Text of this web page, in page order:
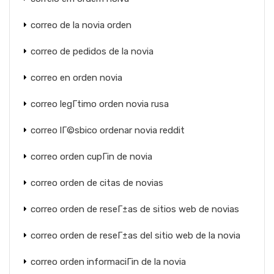
correo de la novia orden
correo de pedidos de la novia
correo en orden novia
correo legГ­timo orden novia rusa
correo lГ©sbico ordenar novia reddit
correo orden cupГіn de novia
correo orden de citas de novias
correo orden de reseГ±as de sitios web de novias
correo orden de reseГ±as del sitio web de la novia
correo orden informaciГіn de la novia